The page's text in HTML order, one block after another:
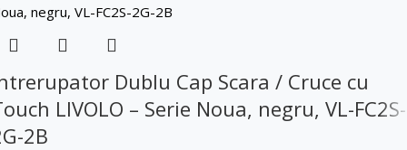
Dublu Cap Scara / Cruce cu
LIVOLO – Serie Noua, negru, VL-FC2S-
2B